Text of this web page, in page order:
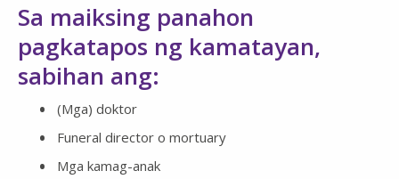
Sa maiksing panahon
pagkatapos ng kamatayan,
sabihan ang:
(Mga) doktor
Funeral director o mortuary
Mga kamag-anak